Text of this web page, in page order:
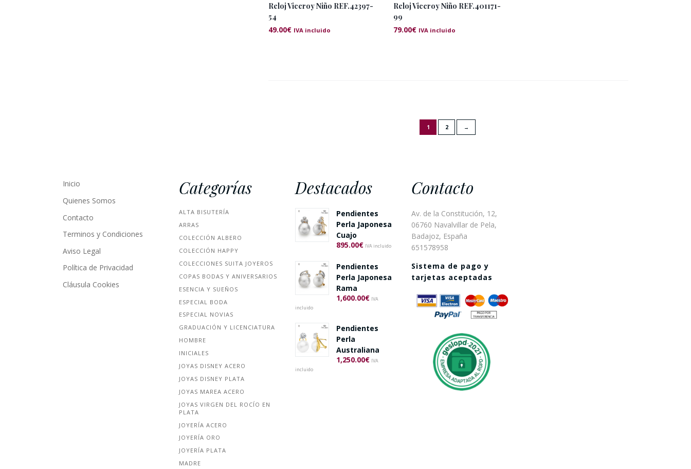
Reloj Viceroy Niño REF.42397-
54
49.00€ IVA incluido
Reloj Viceroy Niño REF.401171-
99
79.00€ IVA incluido
1 2 →
Inicio
Quienes Somos
Contacto
Terminos y Condiciones
Aviso Legal
Política de Privacidad
Cláusula Cookies
Categorías
ALTA BISUTERÍA
ARRAS
COLECCIÓN ALBERO
COLECCIÓN HAPPY
COLECCIONES SUITA JOYEROS
COPAS BODAS Y ANIVERSARIOS
ESENCIA Y SUEÑOS
ESPECIAL BODA
ESPECIAL NOVIAS
GRADUACIÓN Y LICENCIATURA
HOMBRE
INICIALES
JOYAS DISNEY ACERO
JOYAS DISNEY PLATA
JOYAS MAREA ACERO
JOYAS VIRGEN DEL ROCÍO EN
PLATA
JOYERÍA ACERO
JOYERÍA ORO
JOYERÍA PLATA
MADRE
Destacados
Pendientes
Perla Japonesa
Cuajo
895.00€ IVA incluido
Pendientes
Perla Japonesa
Rama
1,600.00€ IVA
incluido
Pendientes
Perla
Australiana
1,250.00€ IVA
incluido
Contacto
Av. de la Constitución, 12,
06760 Navalvillar de Pela,
Badajoz, España
651578958
Sistema de pago y
tarjetas aceptadas